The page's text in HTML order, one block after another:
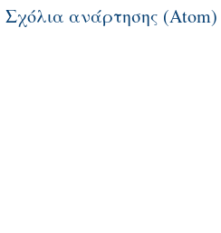
Σχόλια ανάρτησης (Atom)